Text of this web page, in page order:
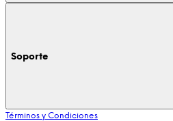
Soporte
Términos y Condiciones